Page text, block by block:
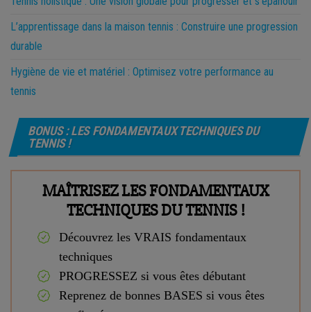
L’apprentissage dans la maison tennis : Construire une progression
durable
Hygiène de vie et matériel : Optimisez votre performance au
tennis
BONUS : LES FONDAMENTAUX TECHNIQUES DU
TENNIS !